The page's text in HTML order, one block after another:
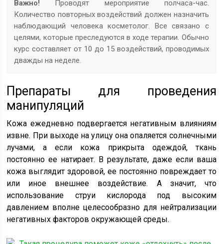
Важно! Проводят мероприятие полчаса-час.
Количество повторных воздействий должен назначить
наблюдающий человека косметолог. Все связано с
целями, которые преследуются в ходе терапии. Обычно
курс составляет от 10 до 15 воздействий, проводимых
дважды на неделе.
Препараты для проведения
манипуляций
Кожа ежедневно подвергается негативным влияниям
извне. При выходе на улицу она опаляется солнечными
лучами, а если кожа прикрыта одеждой, ткань
постоянно ее натирает. В результате, даже если ваша
кожа выглядит здоровой, ее постоянно повреждает то
или иное внешнее воздействие. А значит, что
использование струи кислорода под высоким
давлением вполне целесообразно для нейтрализации
негативных факторов окружающей среды.